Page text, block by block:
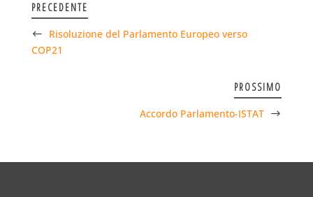
PRECEDENTE
Risoluzione del Parlamento Europeo verso
COP21
PROSSIMO
Accordo Parlamento-ISTAT